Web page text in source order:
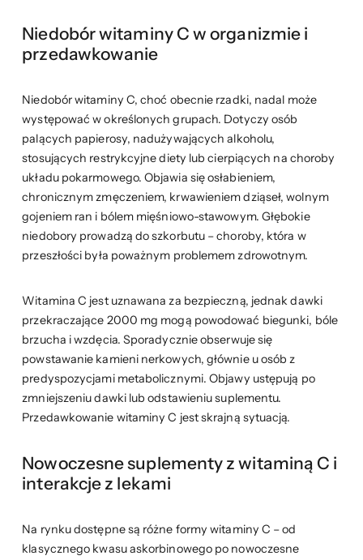
Niedobór witaminy C w organizmie i
przedawkowanie
Niedobór witaminy C, choć obecnie rzadki, nadal może
występować w określonych grupach. Dotyczy osób
palących papierosy, nadużywających alkoholu,
stosujących restrykcyjne diety lub cierpiących na choroby
układu pokarmowego. Objawia się osłabieniem,
chronicznym zmęczeniem, krwawieniem dziąseł, wolnym
gojeniem ran i bólem mięśniowo-stawowym. Głębokie
niedobory prowadzą do szkorbutu – choroby, która w
przeszłości była poważnym problemem zdrowotnym.
Witamina C jest uznawana za bezpieczną, jednak dawki
przekraczające 2000 mg mogą powodować biegunki, bóle
brzucha i wzdęcia. Sporadycznie obserwuje się
powstawanie kamieni nerkowych, głównie u osób z
predyspozycjami metabolicznymi. Objawy ustępują po
zmniejszeniu dawki lub odstawieniu suplementu.
Przedawkowanie witaminy C jest skrajną sytuacją.
Nowoczesne suplementy z witaminą C i
interakcje z lekami
Na rynku dostępne są różne formy witaminy C – od
klasycznego kwasu askorbinowego po nowoczesne